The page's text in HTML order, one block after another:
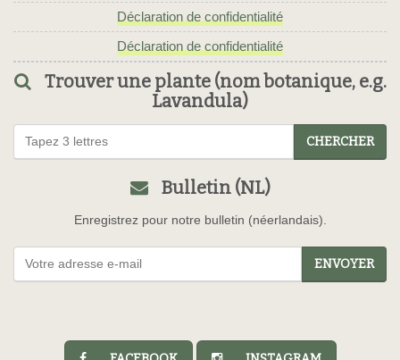
Déclaration de confidentialité
Déclaration de confidentialité
Trouver une plante (nom botanique, e.g.
Lavandula)
CHERCHER
Bulletin (NL)
Enregistrez pour notre bulletin (néerlandais).
ENVOYER